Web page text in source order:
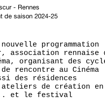
- Rennes
de saison 2024-25
programmation
, association rennaise
organisant des
rencontre au Cinéma
des résidences
de création en
et le festival